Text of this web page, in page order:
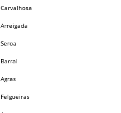
Carvalhosa
Arreigada
Seroa
Barral
Agras
Felgueiras